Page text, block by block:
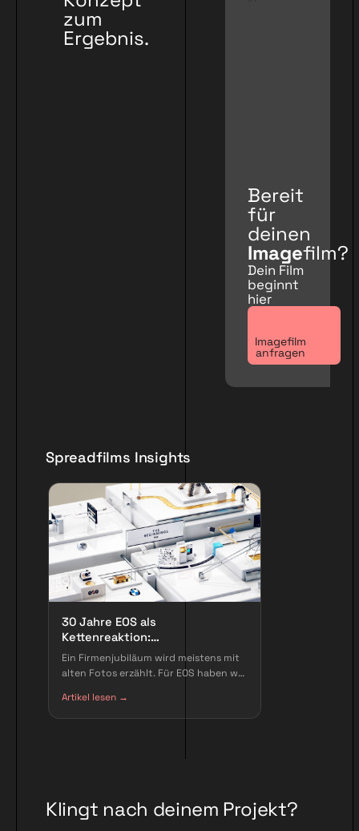
zum
Ergebnis.
Bereit
für
deinen
Imagefilm?
Dein Film
beginnt
hier
Imagefilm
anfragen
Spreadfilms Insights
30 Jahre EOS als
Kettenreaktion:
Firmengeschichte ganz ohne
Archivmaterial
Ein Firmenjubiläum wird meistens mit
alten Fotos erzählt. Für EOS haben wir
Maschine gebaut – vollständig in 3D,
in Weiß und Gold, in der ein
Artikel lesen →
Klingt nach deinem Projekt?